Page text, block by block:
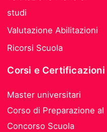
studi
Valutazione Abilitazioni
Ricorsi Scuola
Corsi e Certificazioni
Master universitari
Corso di Preparazione al
Concorso Scuola